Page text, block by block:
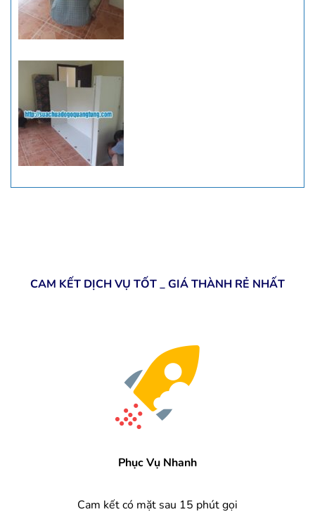
CAM KẾT DỊCH VỤ TỐT _ GIÁ THÀNH RẺ NHẤT
Phục Vụ Nhanh
Cam kết có mặt sau 15 phút gọi